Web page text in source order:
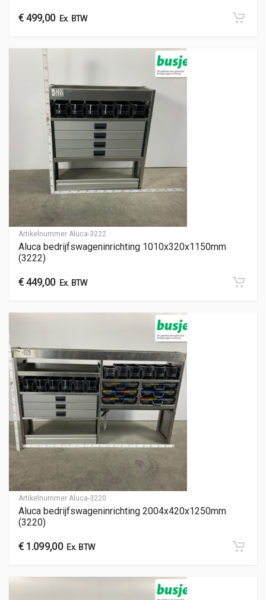
€499,00Ex. BTW
Artikelnummer Aluca-3222
Aluca bedrijfswageninrichting 1010x320x1150mm
(3222)
€449,00Ex. BTW
Artikelnummer Aluca-3220
Aluca bedrijfswageninrichting 2004x420x1250mm
(3220)
€ 1.099,00Ex. BTW